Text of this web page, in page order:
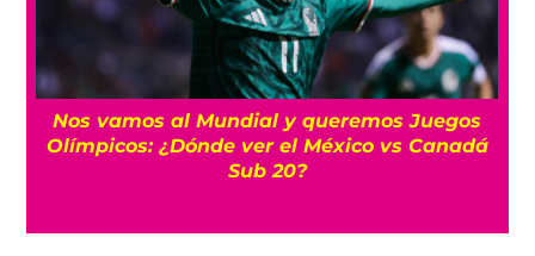
Nos vamos al Mundial y queremos Juegos
Olímpicos: ¿Dónde ver el México vs Canadá
Sub 20?